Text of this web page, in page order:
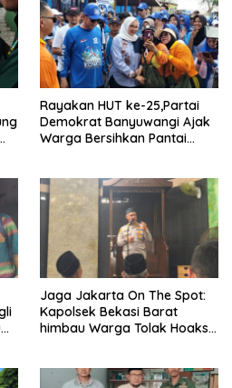
Rayakan HUT ke-25,Partai
Demokrat Banyuwangi Ajak
Warga Bersihkan Pantai
Jaga Jakarta On The Spot:
Kapolsek Bekasi Barat
himbau Warga Tolak Hoaks